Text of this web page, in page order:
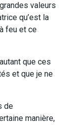
valeurs
qu’est la
feu et ce
que ces
et que je ne
de
manière,